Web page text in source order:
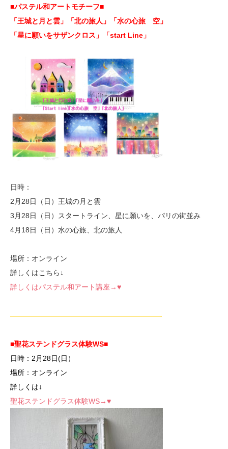
■パステル和アートモチーフ■
「王城と月と雲」「北の旅人」「水の心旅 空」
「星に願いをサザンクロス」「start Line」
日時：
2月28日（日）王城の月と雲
3月28日（日）スタートライン、星に願いを、パリの街並み
4月18日（日）水の心旅、北の旅人
場所：オンライン
詳しくはこちら↓
詳しくはパステル和アート講座→♥
—————————————————————-
■聖花ステンドグラス体験WS■
日時：2月28日(日）
場所：オンライン
詳しくは↓
聖花ステンドグラス体験WS→♥